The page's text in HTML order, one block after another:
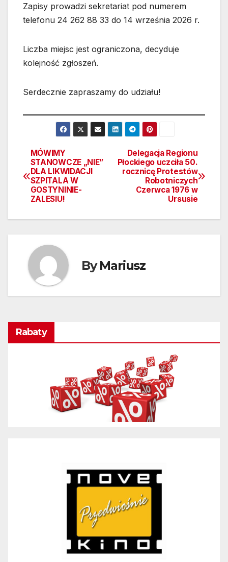
Rabaty
Zapisy prowadzi sekretariat pod numerem
telefonu 24 262 88 33 do 14 września 2026 r.
Liczba miejsc jest ograniczona, decyduje
kolejność zgłoszeń.
Serdecznie zapraszamy do udziału!
Nawigacja
wpisu
Delegacja Regionu
Płockiego uczciła 50.
rocznicę Protestów
Robotniczych
Czerwca 1976 w
Ursusie
MÓWIMY
STANOWCZE „NIE”
DLA LIKWIDACJI
SZPITALA W
GOSTYNINIE-
ZALESIU!
ByMariusz